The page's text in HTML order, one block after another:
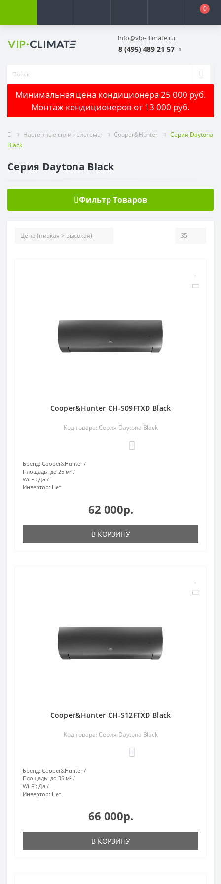
0
info@vip-climate.ru
8 (495) 489 21 57
Минимальная цена кондиционера 25 000 руб.
Монтаж кондиционеров от 13 000 руб.
Настенные сплит-системы Cooper&Hunter
Серия Daytona
Black
Серия Daytona Black
Фильтр Товаров
Cooper&Hunter CH-S09FTXD Black
Код товара: Серия Daytona Black
Бренд: Cooper&Hunter
Площадь: до 25 м²
Wi-Fi: Да
Инвертор: Нет
62 000р.
В КОРЗИНУ
Cooper&Hunter CH-S12FTXD Black
Код товара: Серия Daytona Black
Бренд: Cooper&Hunter
Площадь: до 35 м²
Wi-Fi: Да
Инвертор: Нет
66 000р.
В КОРЗИНУ